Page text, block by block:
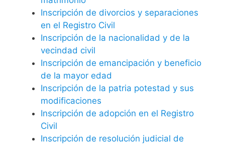
Inscripción de divorcios y separaciones
en el Registro Civil
Inscripción de la nacionalidad y de la
vecindad civil
Inscripción de emancipación y beneficio
de la mayor edad
Inscripción de la patria potestad y sus
modificaciones
Inscripción de adopción en el Registro
Civil
Inscripción de resolución judicial de